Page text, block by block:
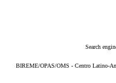
Search
BIREME/OPAS/OMS - Centro Latino-